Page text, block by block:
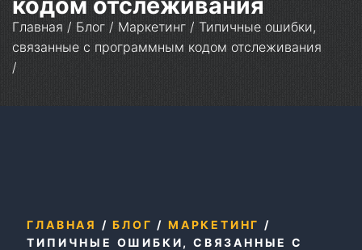
Главная / Блог / Маркетинг / Типичные ошибки,
связанные с программным кодом отслеживания
/
ГЛАВНАЯ /БЛОГ /МАРКЕТИНГ /
ТИПИЧНЫЕ ОШИБКИ, СВЯЗАННЫЕ С